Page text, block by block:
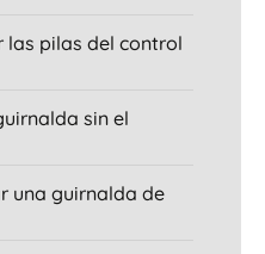
las pilas del control
sin el
una guirnalda de